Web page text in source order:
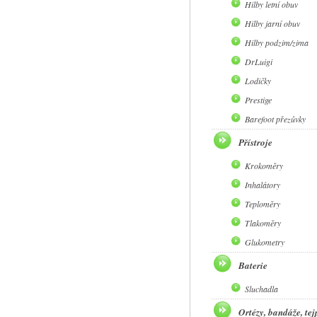
Hilby letní obuv
Hilby jarní obuv
Hilby podzim/zima
DrLuigi
Lodičky
Prestige
Barefoot přezůvky
Přístroje
Krokoměry
Inhalátory
Teploměry
Tlakoměry
Glukometry
Baterie
Sluchadla
Ortézy, bandáže,